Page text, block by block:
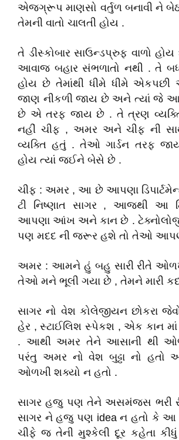
એજગ્રૂપ માણસો વર્તુળ બનાવી ને
તેમની વાતો ચાલતી હોય .
તે ડીસ્કોબાર સાઉન્ડપ્રુફ વાળો
આવાજ બહાર સંભળાતો નથી . તે
હોય છે તેમાંથી ધીમે ધીમે
જાણ નીકળી જાય છે અને ત્યાં જે
છે એ તરફ જાય છે . તે ત્રણ
નહીં ચીફ , અમર અને ચીફ ની
વ્યક્તિ હતું . તેઓ ગાર્ડન તરફ
હોય ત્યાં જઈને બેસે છે .
ચીફ : અમર , આ છે આપણા
ટી નિષ્ણાત સાગર , આજથી આ
આપણા આંખ અને કાન છે .
પણ મદદ ની જરૂર હશે તો તેઓ
અમર : આમને હું બહુ સારી રીતે
તેઓ મને ભૂલી ગયા છે , તેમને મારી
સાગર નો વેશ કોલેજીયન છોકરા
હેર , સ્ટાઈલિશ સ્પેકશ , એક કાન માં
. આથી અમર તેને આસાની થી
પરંતુ અમર નો વેશ બુઢ્ઢા નો હતો
ઓળખી શક્યો ન હતો .
સાગર હજુ પણ તેને અસમંજસ ભરી
સાગર ને હજુ પણ idea ન હતો કે
ચીફે જ તેની મુશ્કેલી દૂર કહેતા